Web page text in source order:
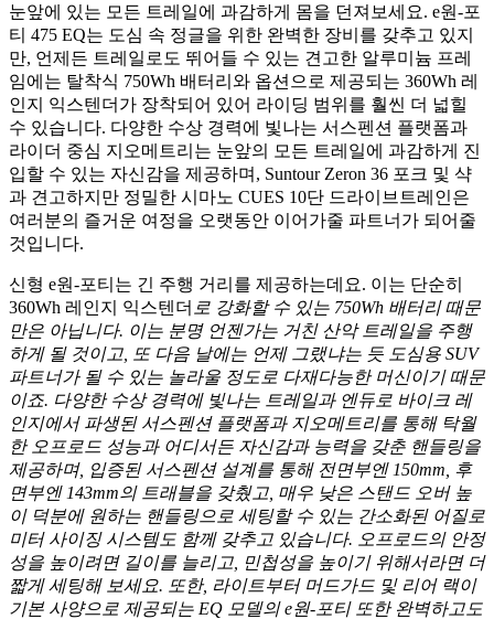
눈앞에 있는 모든 트레일에 과감하게 몸을 던져보세요. e원-포
티 475 EQ는 도심 속 정글을 위한 완벽한 장비를 갖추고 있지
만, 언제든 트레일로도 뛰어들 수 있는 견고한 알루미늄 프레
임에는 탈착식 750Wh 배터리와 옵션으로 제공되는 360Wh 레
인지 익스텐더가 장착되어 있어 라이딩 범위를 훨씬 더 넓힐
수 있습니다. 다양한 수상 경력에 빛나는 서스펜션 플랫폼과
라이더 중심 지오메트리는 눈앞의 모든 트레일에 과감하게 진
입할 수 있는 자신감을 제공하며, Suntour Zeron 36 포크 및 샥
과 견고하지만 정밀한 시마노 CUES 10단 드라이브트레인은
여러분의 즐거운 여정을 오랫동안 이어가줄 파트너가 되어줄
것입니다.
신형 e원-포티는 긴 주행 거리를 제공하는데요. 이는 단순히
360Wh 레인지 익스텐더 로 강화할 수 있는 750Wh 배터리 때문
만은 아닙니다. 이는 분명 언젠가는 거친 산악 트레일을 주행
하게 될 것이고, 또 다음 날에는 언제 그랬냐는 듯 도심용 SUV
파트너가 될 수 있는 놀라울 정도로 다재다능한 머신이기 때문
이죠. 다양한 수상 경력에 빛나는 트레일과 엔듀로 바이크 레
인지에서 파생된 서스펜션 플랫폼과 지오메트리를 통해 탁월
한 오프로드 성능과 어디서든 자신감과 능력을 갖춘 핸들링을
제공하며, 입증된 서스펜션 설계를 통해 전면부엔 150mm, 후
면부엔 143mm의 트래블을 갖췄고, 매우 낮은 스탠드 오버 높
이 덕분에 원하는 핸들링으로 세팅할 수 있는 간소화된 어질로
미터 사이징 시스템도 함께 갖추고 있습니다. 오프로드의 안정
성을 높이려면 길이를 늘리고, 민첩성을 높이기 위해서라면 더
짧게 세팅해 보세요. 또한, 라이트부터 머드가드 및 리어 랙이
기본 사양으로 제공되는 EQ 모델의 e원-포티 또한 완벽하고도